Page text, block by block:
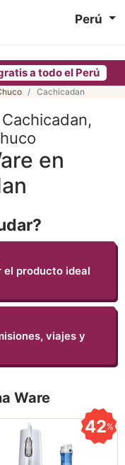
a todo el Perú
Perú
Cachicadan
en
el producto ideal
viajes y
Ware
42%